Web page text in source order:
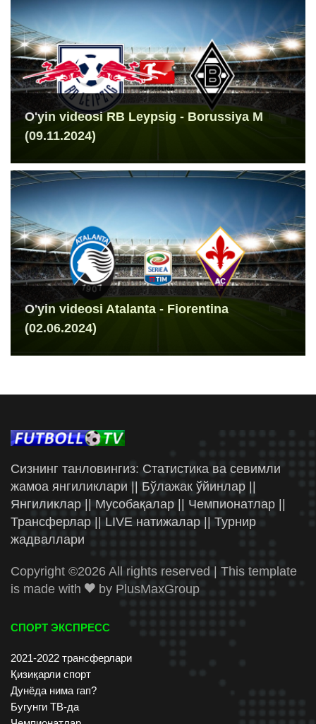
O'yin videosi RB Leypsig - Borussiya M
(09.11.2024)
O'yin videosi Atalanta - Fiorentina
(02.06.2024)
Сизнинг танловингиз: Статистика ва севимли
жамоа янгиликлари || Бўлажак ўйинлар ||
Янгиликлар || Мусобақалар || Чемпионатлар ||
Трансферлар || LIVE натижалар || Турнир
жадваллари
Copyright ©2026 All rights reserved | This template
is made with
by PlusMaxGroup
СПОРТ ЭКСПРЕСС
2021-2022 трансферлари
Қизиқарли спорт
Дунёда нима гап?
Бугунги ТВ-да